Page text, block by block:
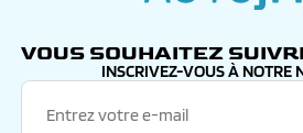
VOUS SOUHAITEZ
INSCRIVEZ-VOUS À NOTRE